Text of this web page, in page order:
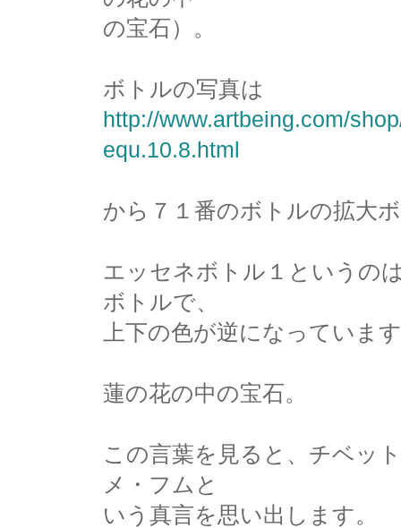
の宝石）。
ボトルの写真は
http://www.artbeing.com/
equ.10.8.html
から７１番のボトルの拡大
エッセネボトル１というの
ボトルで、
上下の色が逆になっていま
蓮の花の中の宝石。
この言葉を見ると、チベッ
メ・フムと
いう真言を思い出します。